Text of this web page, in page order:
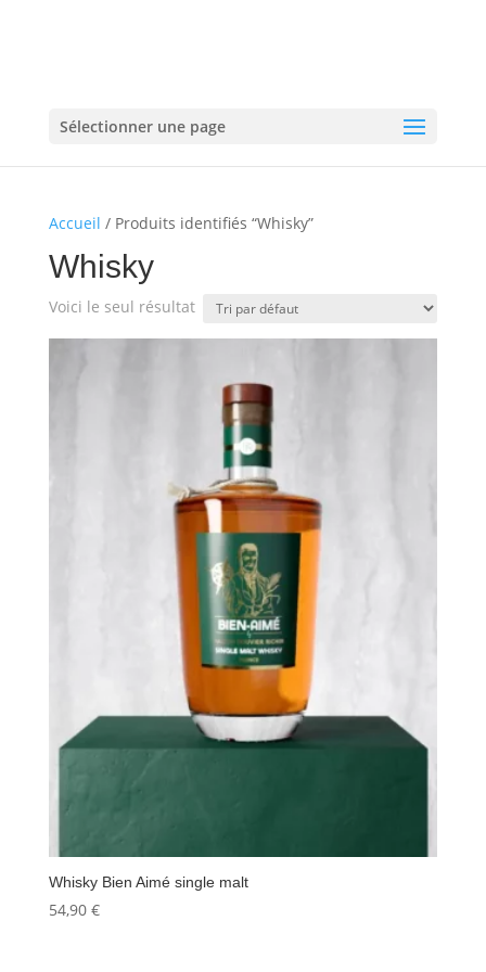
Sélectionner une page
Accueil / Produits identifiés “Whisky”
Whisky
Voici le seul résultat
Whisky Bien Aimé single malt
54,90 €